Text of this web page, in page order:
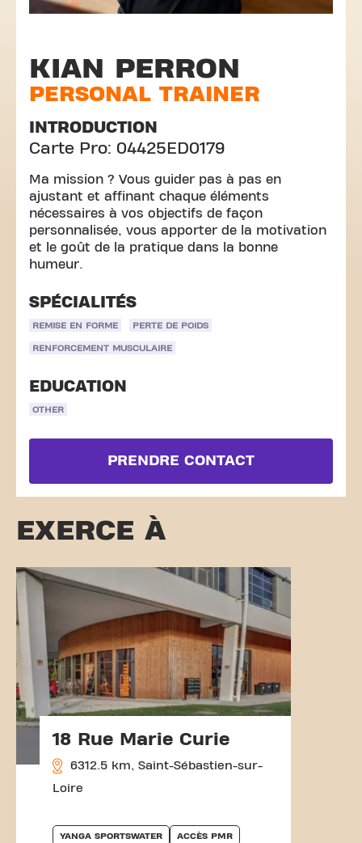
KIAN PERRON
PERSONAL TRAINER
INTRODUCTION
Carte Pro: 04425ED0179
Ma mission ? Vous guider pas à pas en
ajustant et affinant chaque éléments
nécessaires à vos objectifs de façon
personnalisée, vous apporter de la motivation
et le goût de la pratique dans la bonne
humeur.
SPÉCIALITÉS
REMISE EN FORME PERTE DE POIDS
RENFORCEMENT MUSCULAIRE
EDUCATION
OTHER
PRENDRE CONTACT
EXERCE À
18 Rue Marie Curie
6312.5 km, Saint-Sébastien-sur-
Loire
YANGA SPORTSWATER ACCÈS PMR